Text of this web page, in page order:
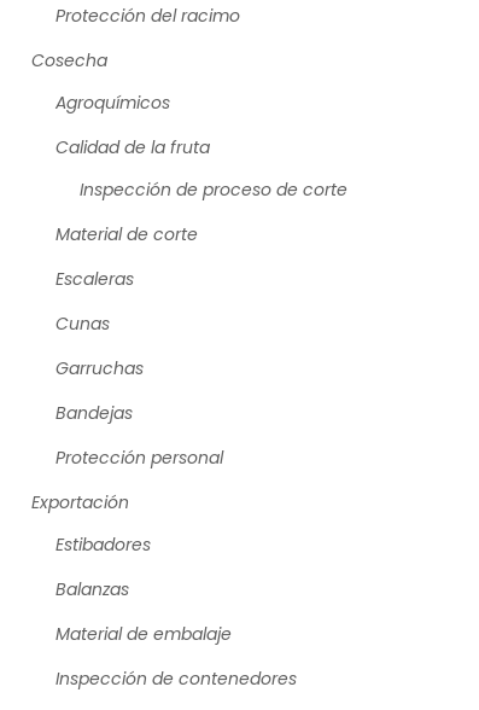
Protección del racimo
Cosecha
Agroquímicos
Calidad de la fruta
Inspección de proceso de corte
Material de corte
Escaleras
Cunas
Garruchas
Bandejas
Protección personal
Exportación
Estibadores
Balanzas
Material de embalaje
Inspección de contenedores